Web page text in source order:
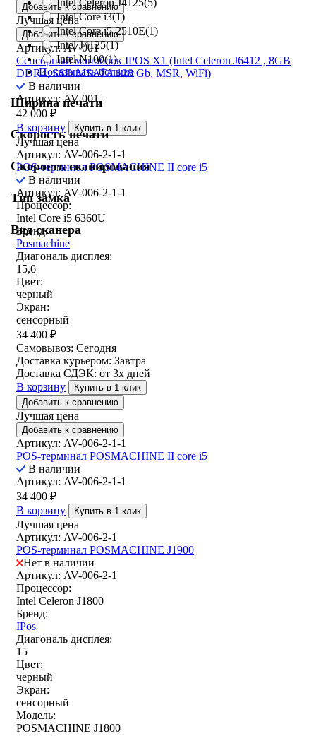
Intel Celeron J4125(5)
Intel Core i3(1)
Intel Core i5-2510E(1)
Intel J4125(1)
Intel N100(1)
Показывать больше
Ширина печати
Скорость печати
Скорость сканирования
Тип замка
Вид сканера
Добавить к сравнению
Лучшая цена
Добавить к сравнению
Артикул: AV-001
Сенсорный моноблок IPOS X1 (Intel Celeron J6412 , 8GB
DDR4, SSD MSATA 128 Gb, MSR, WiFi)
В наличии
Артикул: AV-001
42 000 ₽
В корзину
Купить в 1 клик
Лучшая цена
Артикул: AV-006-2-1-1
POS-терминал POSMACHINE II core i5
В наличии
Артикул: AV-006-2-1-1
Процессор:
Intel Core i5 6360U
Бренд:
Posmachine
Диагональ дисплея:
15,6
Цвет:
черный
Экран:
сенсорный
34 400 ₽
Самовывоз: Сегодня
Доставка курьером: Завтра
Доставка СДЭК: от 3х дней
В корзину
Купить в 1 клик
Добавить к сравнению
Лучшая цена
Добавить к сравнению
Артикул: AV-006-2-1-1
POS-терминал POSMACHINE II core i5
В наличии
Артикул: AV-006-2-1-1
34 400 ₽
В корзину
Купить в 1 клик
Лучшая цена
Артикул: AV-006-2-1
POS-терминал POSMACHINE J1900
Нет в наличии
Артикул: AV-006-2-1
Процессор:
Intel Celeron J1800
Бренд:
IPos
Диагональ дисплея:
15
Цвет:
черный
Экран:
сенсорный
Модель:
POSMACHINE J1800